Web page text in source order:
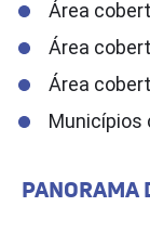
Área
Área
Área
Municípios
PANORAMA